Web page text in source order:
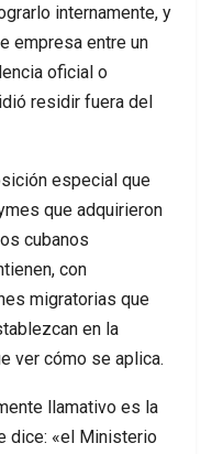
internamente, y
empresa entre un
oficial o
residir fuera del
especial que
que adquirieron
cubanos
con
migratorias que
en la
ver cómo se aplica.
llamativo es la
dice: «el Ministerio